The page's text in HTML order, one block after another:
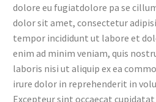
dolore eu fugiatdolore pa se
dolor sit amet, consectetur
tempor incididunt ut labore et
enim ad minim veniam, quis
laboris nisi ut aliquip ex ea
irure dolor in reprehenderit in
Excepteur sint occaecat